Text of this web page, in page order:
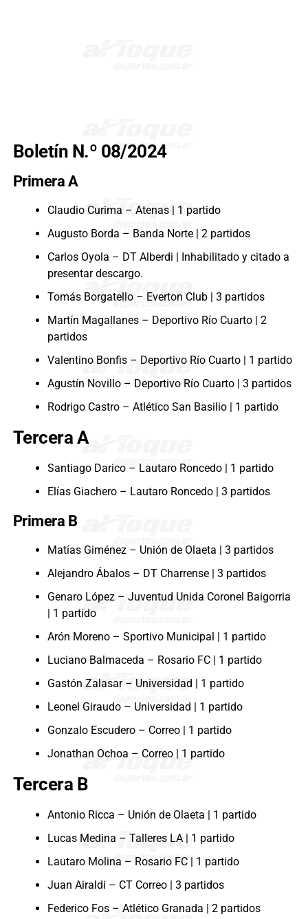
Boletín N.º 08/2024
Primera A
Claudio Curima – Atenas | 1 partido
Augusto Borda – Banda Norte | 2 partidos
Carlos Oyola – DT Alberdi | Inhabilitado y citado a
presentar descargo.
Tomás Borgatello – Everton Club | 3 partidos
Martín Magallanes – Deportivo Río Cuarto | 2
partidos
Valentino Bonfis – Deportivo Río Cuarto | 1 partido
Agustín Novillo – Deportivo Río Cuarto | 3 partidos
Rodrigo Castro – Atlético San Basilio | 1 partido
Tercera A
Santiago Darico – Lautaro Roncedo | 1 partido
Elías Giachero – Lautaro Roncedo | 3 partidos
Primera B
Matías Giménez – Unión de Olaeta | 3 partidos
Alejandro Ábalos – DT Charrense | 3 partidos
Genaro López – Juventud Unida Coronel Baigorria
| 1 partido
Arón Moreno – Sportivo Municipal | 1 partido
Luciano Balmaceda – Rosario FC | 1 partido
Gastón Zalasar – Universidad | 1 partido
Leonel Giraudo – Universidad | 1 partido
Gonzalo Escudero – Correo | 1 partido
Jonathan Ochoa – Correo | 1 partido
Tercera B
Antonio Ricca – Unión de Olaeta | 1 partido
Lucas Medina – Talleres LA | 1 partido
Lautaro Molina – Rosario FC | 1 partido
Juan Airaldi – CT Correo | 3 partidos
Federico Fos – Atlético Granada | 2 partidos